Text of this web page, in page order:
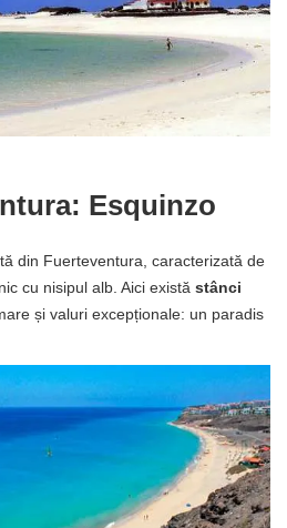
Esquinzo
din Fuerteventura, caracterizată de
cu nisipul alb. Aici există stânci
și valuri excepționale: un paradis